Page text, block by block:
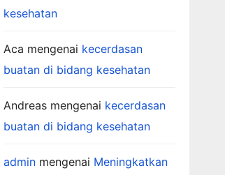
kesehatan
Aca mengenai kecerdasan
buatan di bidang kesehatan
Andreasmengenai kecerdasan
buatan di bidang kesehatan
adminmengenai Meningkatkan